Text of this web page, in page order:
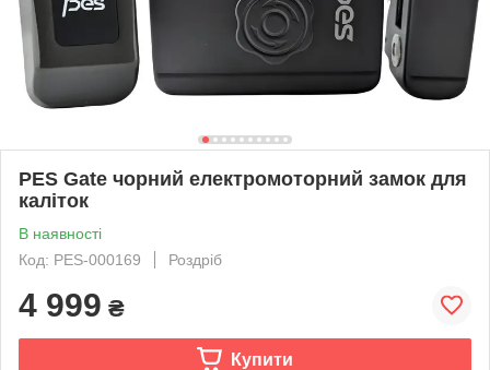
PES Gate чорний електромоторний замок для
каліток
В наявності
Код: PES-000169
Роздріб
4 999 ₴
Купити